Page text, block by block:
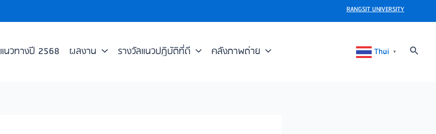
RANGSIT UNIVERSITY
แนวทางปี 2568 ผลงาน รางวัลแนวปฏิบัติที่ดี คลังภาพถ่าย Thai ▼ Search